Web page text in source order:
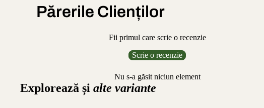
Părerile Clienților
Fii primul care scrie o recenzie
Scrie o recenzie
Nu s-a găsit niciun element
Explorează și alte variante